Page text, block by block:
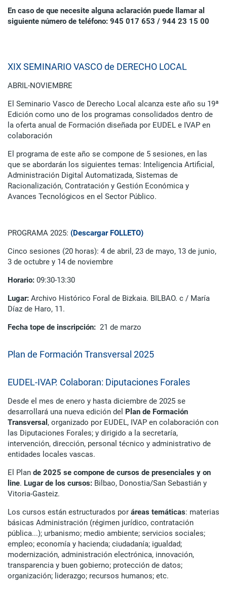
En caso de que necesite alguna aclaración puede llamar al
siguiente número de teléfono: 945 017 653 / 944 23 15 00
XIX SEMINARIO VASCO de DERECHO LOCAL
ABRIL-NOVIEMBRE
El Seminario Vasco de Derecho Local alcanza este año su 19ª
Edición como uno de los programas consolidados dentro de
la oferta anual de Formación diseñada por EUDEL e IVAP en
colaboración
El programa de este año se compone de 5 sesiones, en las
que se abordarán los siguientes temas: Inteligencia Artificial,
Administración Digital Automatizada, Sistemas de
Racionalización, Contratación y Gestión Económica y
Avances Tecnológicos en el Sector Público.
PROGRAMA 2025: (Descargar FOLLETO)
Cinco sesiones (20 horas): 4 de abril, 23 de mayo, 13 de junio,
3 de octubre y 14 de noviembre
Horario: 09:30-13:30
Lugar: Archivo Histórico Foral de Bizkaia. BILBAO. c / María
Díaz de Haro, 11.
Fecha tope de inscripción: 21 de marzo
Plan de Formación Transversal 2025
EUDEL-IVAP. Colaboran: Diputaciones Forales
Desde el mes de enero y hasta diciembre de 2025 se
desarrollará una nueva edición del Plan de Formación
Transversal , organizado por EUDEL, IVAP en colaboración con
las Diputaciones Forales; y dirigido a la secretaría,
intervención, dirección, personal técnico y administrativo de
entidades locales vascas.
El Plan de 2025 se compone de cursos de presenciales y on
line. Lugar de los cursos: Bilbao, Donostia/San Sebastián y
Vitoria-Gasteiz.
Los cursos están estructurados por áreas temáticas: materias
básicas Administración (régimen jurídico, contratación
pública...); urbanismo; medio ambiente; servicios sociales;
empleo; economía y hacienda; ciudadanía; igualdad;
modernización, administración electrónica, innovación,
transparencia y buen gobierno; protección de datos;
organización; liderazgo; recursos humanos; etc.